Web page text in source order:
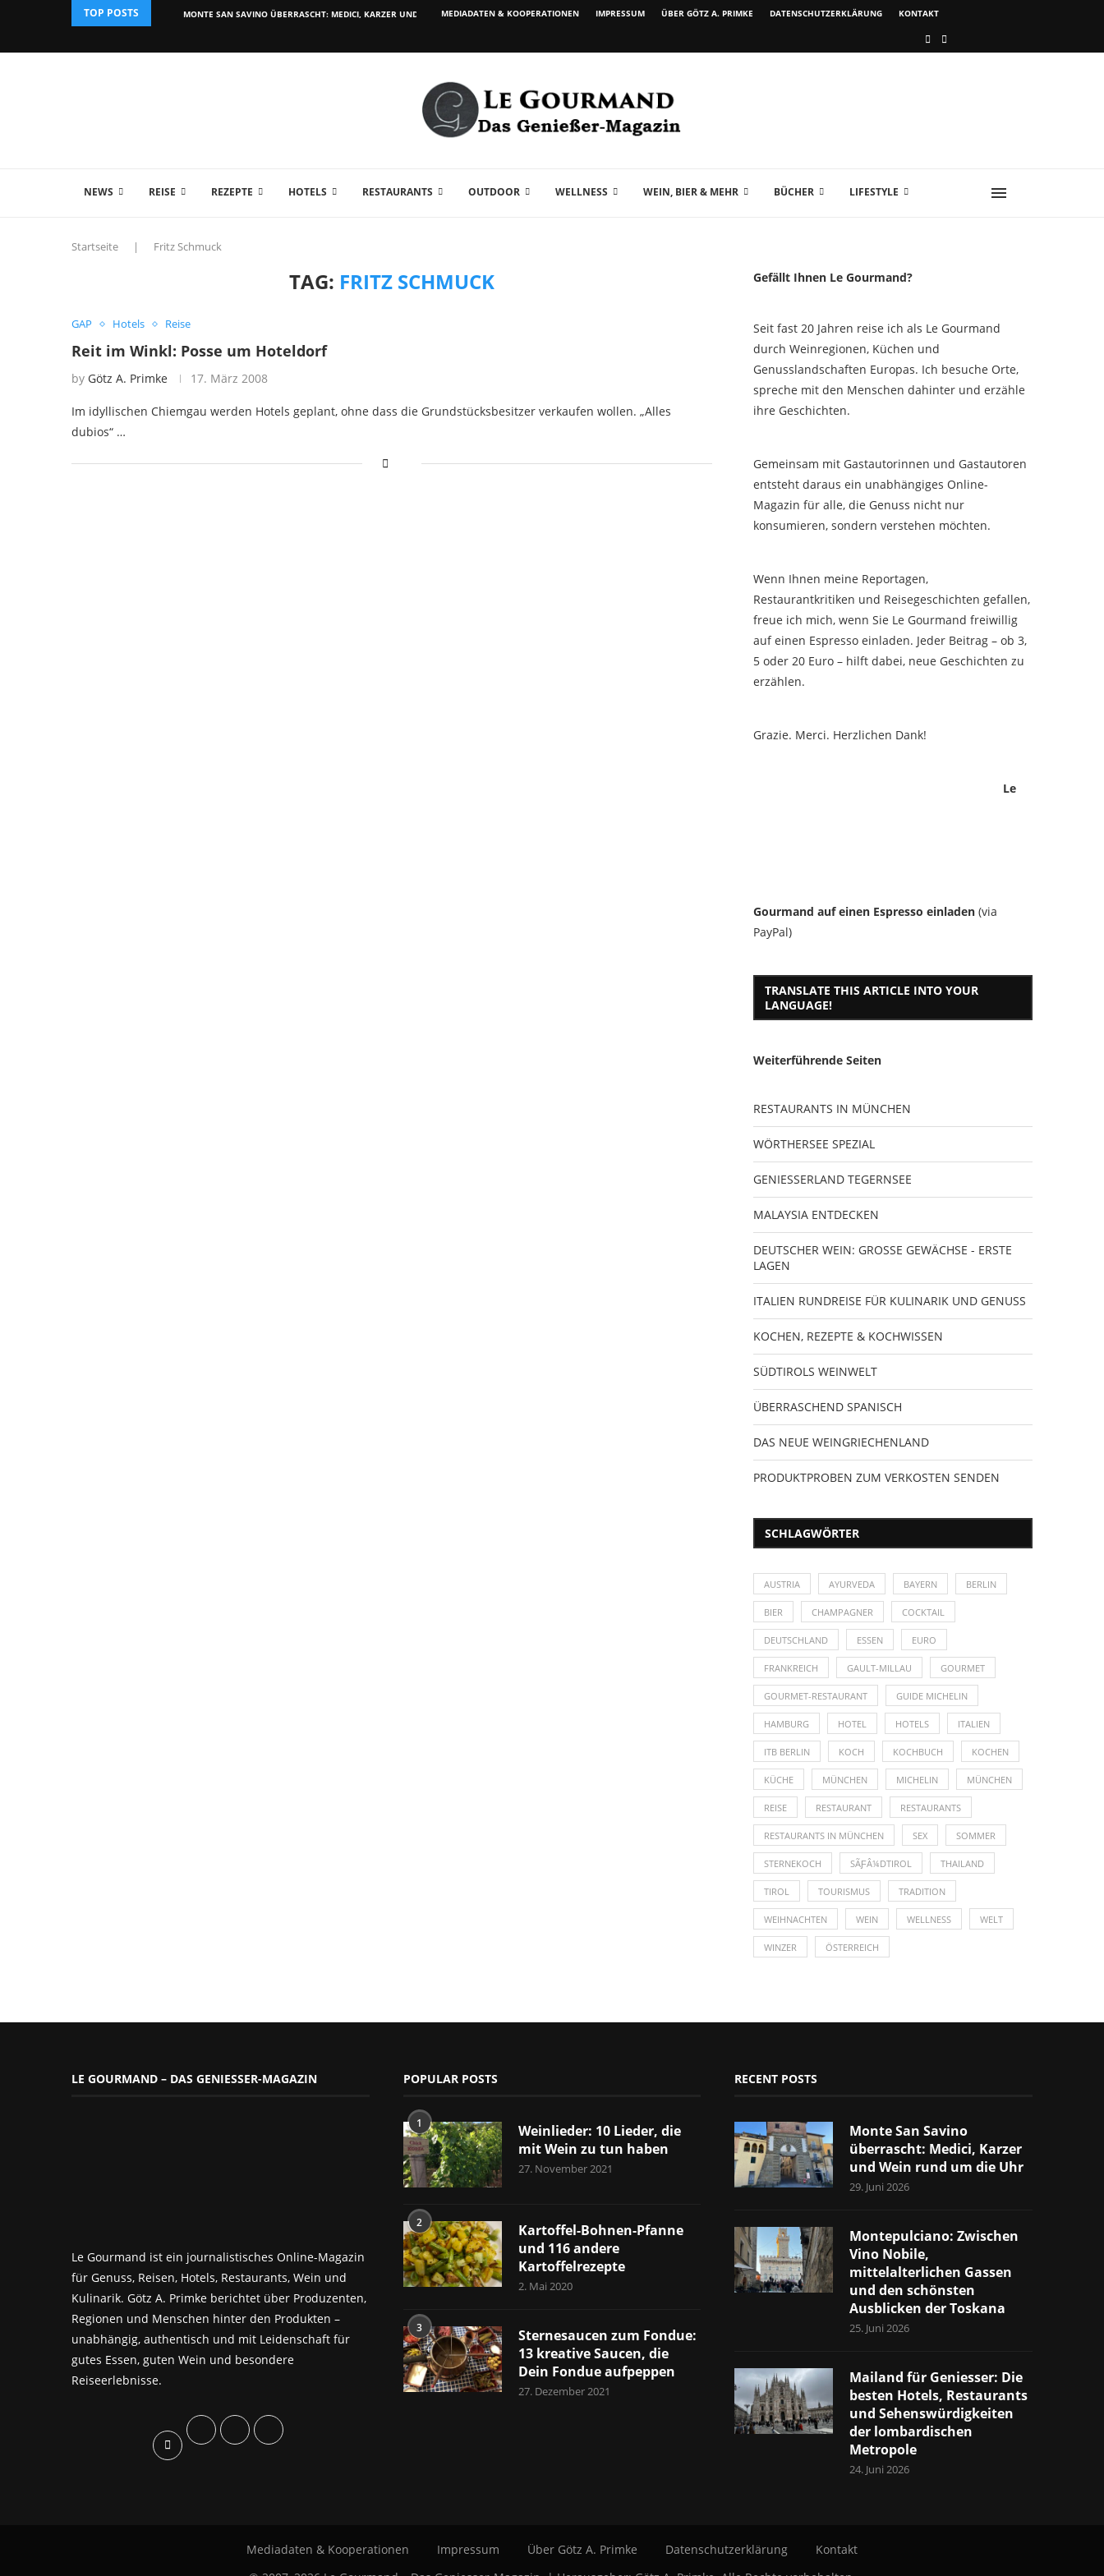
TOP POSTS MONTE SAN SAVINO ÜBERRASCHT: MEDICI, KARZER UND WEIN...MEDIADATEN & KOOPERATIONEN IMPRESSUM ÜBER GÖTZ A. PRIMKE DATENSCHUTZERKLÄRUNG KONTAKT
NEWS REISE REZEPTE HOTELS RESTAURANTS OUTDOOR WELLNESS WEIN, BIER & MEHR BÜCHER LIFESTYLE
Startseite | Fritz Schmuck
TAG: FRITZ SCHMUCK
GAP Hotels Reise
Reit im Winkl: Posse um Hoteldorf
by Götz A. Primke 17. März 2008
Im idyllischen Chiemgau werden Hotels geplant, ohne dass die Grundstücksbesitzer verkaufen wollen. „Alles
dubios“ …
Gefällt Ihnen Le Gourmand?
Seit fast 20 Jahren reise ich als Le Gourmand
durch Weinregionen, Küchen und
Genusslandschaften Europas. Ich besuche Orte,
spreche mit den Menschen dahinter und erzähle
ihre Geschichten.
Gemeinsam mit Gastautorinnen und Gastautoren
entsteht daraus ein unabhängiges Online-
Magazin für alle, die Genuss nicht nur
konsumieren, sondern verstehen möchten.
Wenn Ihnen meine Reportagen,
Restaurantkritiken und Reisegeschichten gefallen,
freue ich mich, wenn Sie Le Gourmand freiwillig
auf einen Espresso einladen. Jeder Beitrag – ob 3,
5 oder 20 Euro – hilft dabei, neue Geschichten zu
erzählen.
Grazie. Merci. Herzlichen Dank!
Le
Gourmand auf einen Espresso einladen (via
PayPal)
TRANSLATE THIS ARTICLE INTO YOUR
LANGUAGE!
Weiterführende Seiten
RESTAURANTS IN MÜNCHEN
WÖRTHERSEE SPEZIAL
GENIESSERLAND TEGERNSEE
MALAYSIA ENTDECKEN
DEUTSCHER WEIN: GROSSE GEWÄCHSE - ERSTE
LAGEN
ITALIEN RUNDREISE FÜR KULINARIK UND GENUSS
KOCHEN, REZEPTE & KOCHWISSEN
SÜDTIROLS WEINWELT
ÜBERRASCHEND SPANISCH
DAS NEUE WEINGRIECHENLAND
PRODUKTPROBEN ZUM VERKOSTEN SENDEN
SCHLAGWÖRTER
AUSTRIA AYURVEDA BAYERN BERLIN
BIER CHAMPAGNER COCKTAIL
DEUTSCHLAND ESSEN EURO
FRANKREICH GAULT-MILLAU GOURMET
GOURMET-RESTAURANT GUIDE MICHELIN
HAMBURG HOTEL HOTELS ITALIEN
ITB BERLIN KOCH KOCHBUCH KOCHEN
KÜCHE MÜNCHEN MICHELIN MÜNCHEN
REISE RESTAURANT RESTAURANTS
RESTAURANTS IN MÜNCHEN SEX SOMMER
STERNEKOCH SÃƑÂ¼DTIROL THAILAND
TIROL TOURISMUS TRADITION
WEIHNACHTEN WEIN WELLNESS WELT
WINZER ÖSTERREICH
LE GOURMAND – DAS GENIESSER-MAGAZIN
Le Gourmand ist ein journalistisches Online-Magazin
für Genuss, Reisen, Hotels, Restaurants, Wein und
Kulinarik. Götz A. Primke berichtet über Produzenten,
Regionen und Menschen hinter den Produkten –
unabhängig, authentisch und mit Leidenschaft für
gutes Essen, guten Wein und besondere
Reiseerlebnisse.
POPULAR POSTS
1
Weinlieder: 10 Lieder, die
mit Wein zu tun haben
27. November 2021
2
Kartoffel-Bohnen-Pfanne
und 116 andere
Kartoffelrezepte
2. Mai 2020
3
Sternesaucen zum Fondue:
13 kreative Saucen, die
Dein Fondue aufpeppen
27. Dezember 2021
RECENT POSTS
Monte San Savino
überrascht: Medici, Karzer
und Wein rund um die Uhr
29. Juni 2026
Montepulciano: Zwischen
Vino Nobile,
mittelalterlichen Gassen
und den schönsten
Ausblicken der Toskana
25. Juni 2026
Mailand für Geniesser: Die
besten Hotels, Restaurants
und Sehenswürdigkeiten
der lombardischen
Metropole
24. Juni 2026
Mediadaten & Kooperationen Impressum Über Götz A. Primke Datenschutzerklärung
Kontakt